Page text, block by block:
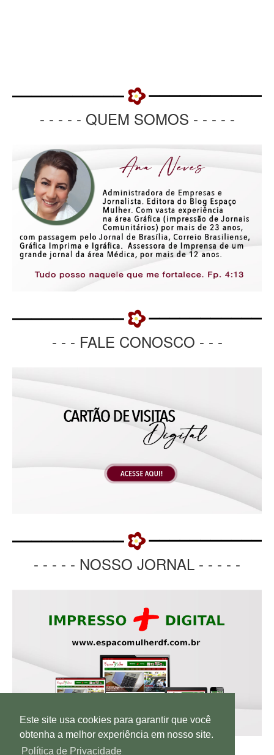
Este site usa cookies para garantir que você
obtenha a melhor experiência em nosso site.
Política de Privacidade
- - - - - QUEM SOMOS - - - - -
- - - FALE CONOSCO - - -
- - - - - NOSSO JORNAL - - - - -